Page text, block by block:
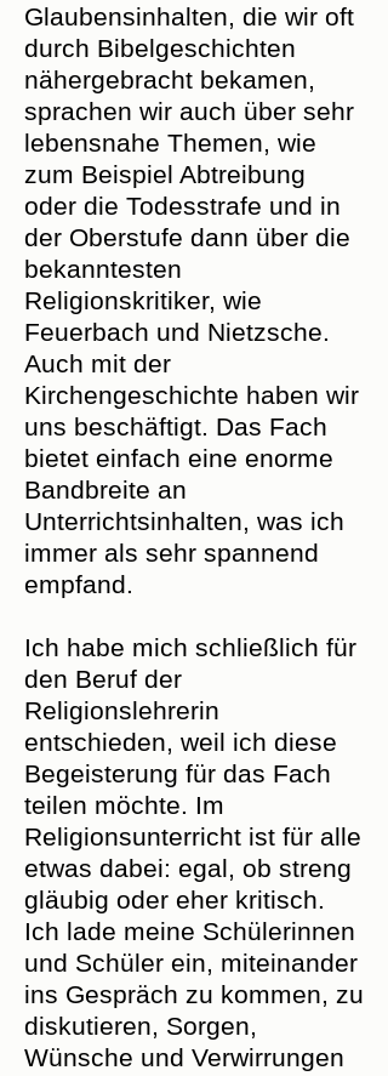
Glaubensinhalten, die wir oft
durch Bibelgeschichten
nähergebracht bekamen,
sprachen wir auch über sehr
lebensnahe Themen, wie
zum Beispiel Abtreibung
oder die Todesstrafe und in
der Oberstufe dann über die
bekanntesten
Religionskritiker, wie
Feuerbach und Nietzsche.
Auch mit der
Kirchengeschichte haben wir
uns beschäftigt. Das Fach
bietet einfach eine enorme
Bandbreite an
Unterrichtsinhalten, was ich
immer als sehr spannend
empfand.
Ich habe mich schließlich für
den Beruf der
Religionslehrerin
entschieden, weil ich diese
Begeisterung für das Fach
teilen möchte. Im
Religionsunterricht ist für alle
etwas dabei: egal, ob streng
gläubig oder eher kritisch.
Ich lade meine Schülerinnen
und Schüler ein, miteinander
ins Gespräch zu kommen, zu
diskutieren, Sorgen,
Wünsche und Verwirrungen